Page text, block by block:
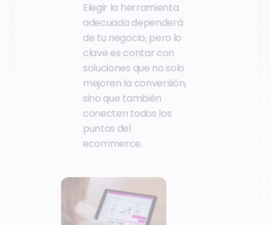
Elegir la herramienta
adecuada dependerá
de tu negocio, pero lo
clave es contar con
soluciones que no solo
mejoren la conversión,
sino que también
conecten todos los
puntos del
ecommerce.